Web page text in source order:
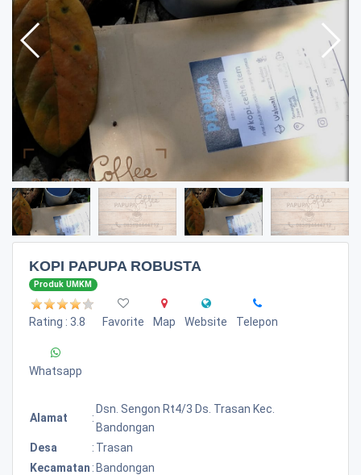
KOPI PAPUPA ROBUSTA
Produk UMKM
Rating : 3.8 Favorite Map Website Telepon
Whatsapp
Alamat :
Dsn. Sengon Rt4/3 Ds. Trasan Kec.
Bandongan
Desa
: Trasan
Kecamatan : Bandongan